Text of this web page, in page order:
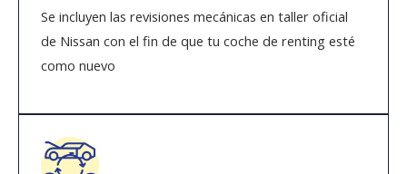
Se incluyen las revisiones mecánicas en taller oficial
de Nissan con el fin de que tu coche de renting esté
como nuevo